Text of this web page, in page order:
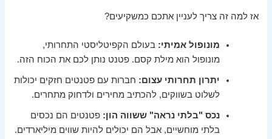
אז למה זה צריך לעניין אתכם כמשקיעים?
מונופול אמיתי: בעולם הקפיטליסטי התחרותי,
מונופול הוא מילת קסם. פטנט נותן לכם את הכוח הזה.
יתרון תחרותי עצום: חברות עם פטנטים חזקים יכולות
לשלוט בשווקים, להכתיב מחירים ולדחוק מתחרים.
נכס "בלתי נראה" ששווה הון: פטנטים הם נכסים
בלתי מוחשיים, אבל הם יכולים להיות שווים מיליארדים.